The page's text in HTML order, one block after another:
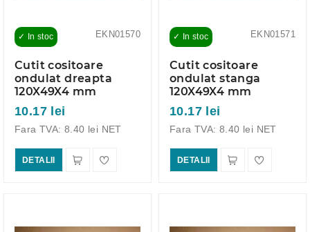
EKN01570
✓ In stoc
Cutit cositoare
ondulat dreapta
120X49X4 mm
10.17 lei
Fara TVA: 8.40 lei NET
DETALII
EKN01571
✓ In stoc
Cutit cositoare
ondulat stanga
120X49X4 mm
10.17 lei
Fara TVA: 8.40 lei NET
DETALII